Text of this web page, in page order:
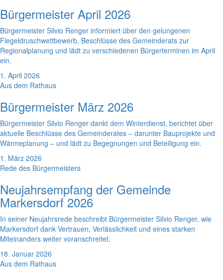
Bürgermeister April 2026
Bürgermeister Silvio Renger informiert über den gelungenen
Flegeldruschwettbewerb, Beschlüsse des Gemeinderats zur
Regionalplanung und lädt zu verschiedenen Bürgerterminen im April
ein.
1. April 2026
Aus dem Rathaus
Bürgermeister März 2026
Bürgermeister Silvio Renger dankt dem Winterdienst, berichtet über
aktuelle Beschlüsse des Gemeinderates – darunter Bauprojekte und
Wärmeplanung – und lädt zu Begegnungen und Beteiligung ein.
1. März 2026
Rede des Bürgermeisters
Neujahrsempfang der Gemeinde
Markersdorf 2026
In seiner Neujahrsrede beschreibt Bürgermeister Silvio Renger, wie
Markersdorf dank Vertrauen, Verlässlichkeit und eines starken
Miteinanders weiter voranschreitet.
18. Januar 2026
Aus dem Rathaus